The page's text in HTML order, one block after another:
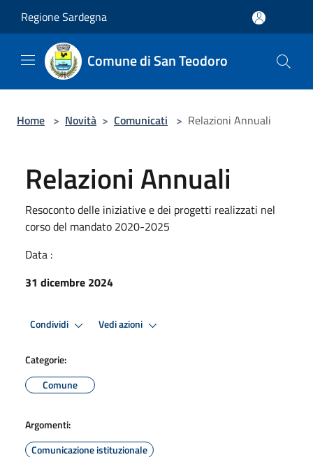
Regione Sardegna
Comune di San Teodoro
Home > Novità > Comunicati > Relazioni Annuali
Relazioni Annuali
Resoconto delle iniziative e dei progetti realizzati nel
corso del mandato 2020-2025
Data :
31 dicembre 2024
Condividi Vedi azioni
Categorie:
Comune
Argomenti:
Comunicazione istituzionale